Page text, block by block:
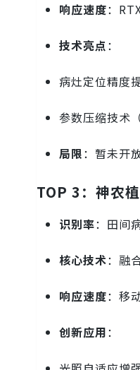
响应速度：
技术亮点：
病灶定位精度
参数压缩技术
局限：暂未开
TOP 3：神农
识别率：田间
核心技术：融
响应速度：移
创新应用：